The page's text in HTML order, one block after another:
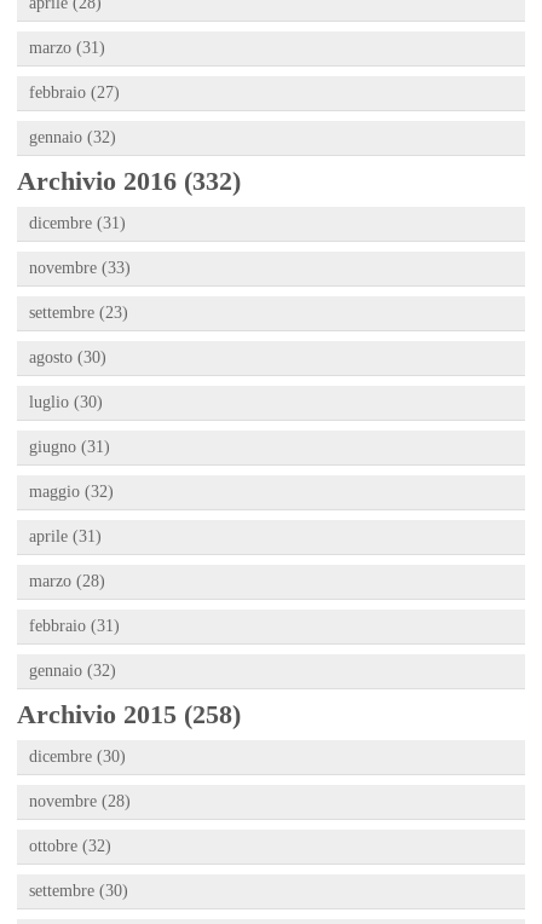
marzo (31)
febbraio (27)
gennaio (32)
Archivio 2016 (332)
dicembre (31)
novembre (33)
settembre (23)
agosto (30)
luglio (30)
giugno (31)
maggio (32)
aprile (31)
marzo (28)
febbraio (31)
gennaio (32)
Archivio 2015 (258)
dicembre (30)
novembre (28)
ottobre (32)
settembre (30)